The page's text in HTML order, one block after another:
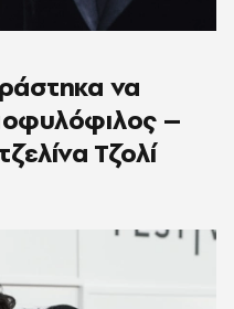
να
–
Τζολί